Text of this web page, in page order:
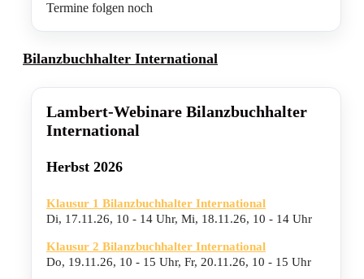
Termine folgen noch
Bilanzbuchhalter International
Lambert-Webinare Bilanzbuchhalter
International
Herbst 2026
Klausur 1 Bilanzbuchhalter International
Di, 17.11.26, 10 - 14 Uhr, Mi, 18.11.26, 10 - 14 Uhr
Klausur 2 Bilanzbuchhalter International
Do, 19.11.26, 10 - 15 Uhr, Fr, 20.11.26, 10 - 15 Uhr